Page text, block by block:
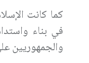
كما كانت
في بناء
والجمهوريين